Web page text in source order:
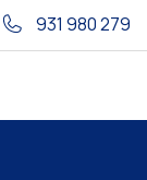
931 980 279